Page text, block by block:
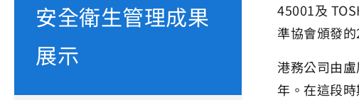
安全衛生管理成果
展示
45001及
準協會頒發
港務公司由
年。在這段